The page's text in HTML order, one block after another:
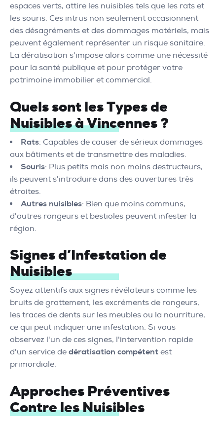
espaces verts, attire les nuisibles tels que les rats et
les souris. Ces intrus non seulement occasionnent
des désagréments et des dommages matériels, mais
peuvent également représenter un risque sanitaire.
La dératisation s'impose alors comme une nécessité
pour la santé publique et pour protéger votre
patrimoine immobilier et commercial.
Quels sont les Types de
Nuisibles à Vincennes ?
Rats: Capables de causer de sérieux dommages
aux bâtiments et de transmettre des maladies.
Souris: Plus petits mais non moins destructeurs,
ils peuvent s'introduire dans des ouvertures très
étroites.
Autres nuisibles: Bien que moins communs,
d'autres rongeurs et bestioles peuvent infester la
région.
Signes d’Infestation de
Nuisibles
Soyez attentifs aux signes révélateurs comme les
bruits de grattement, les excréments de rongeurs,
les traces de dents sur les meubles ou la nourriture,
ce qui peut indiquer une infestation. Si vous
observez l'un de ces signes, l'intervention rapide
d'un service de dératisation compétent est
primordiale.
Approches Préventives
Contre les Nuisibles